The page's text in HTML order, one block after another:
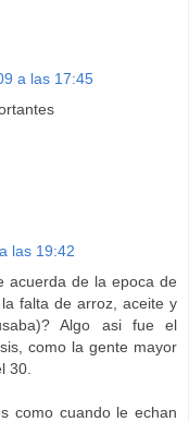
a las 17:45
las 19:42
acuerda de la epoca de
falta de arroz, aceite y
Algo asi fue el
como la gente mayor
30.
como cuando le echan